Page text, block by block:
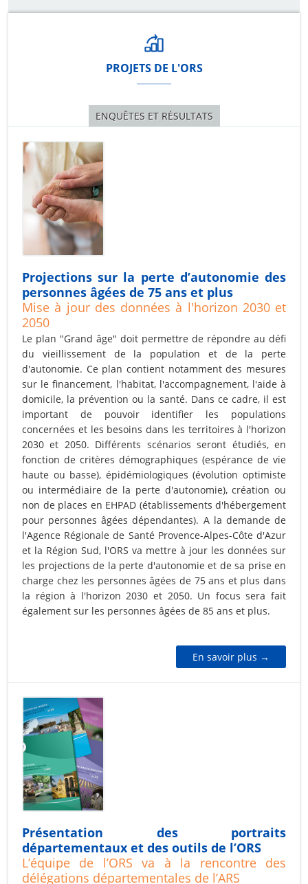
PROJETS DE L'ORS
ENQUÊTES ET RÉSULTATS
Projections sur la perte d’autonomie des
personnes âgées de 75 ans et plus
Mise à jour des données à l'horizon 2030 et
2050
Le plan "Grand âge" doit permettre de répondre au défi
du vieillissement de la population et de la perte
d'autonomie. Ce plan contient notamment des mesures
sur le financement, l'habitat, l'accompagnement, l'aide à
domicile, la prévention ou la santé. Dans ce cadre, il est
important de pouvoir identifier les populations
concernées et les besoins dans les territoires à l'horizon
2030 et 2050. Différents scénarios seront étudiés, en
fonction de critères démographiques (espérance de vie
haute ou basse), épidémiologiques (évolution optimiste
ou intermédiaire de la perte d'autonomie), création ou
non de places en EHPAD (établissements d'hébergement
pour personnes âgées dépendantes). A la demande de
l'Agence Régionale de Santé Provence-Alpes-Côte d'Azur
et la Région Sud, l'ORS va mettre à jour les données sur
les projections de la perte d'autonomie et de sa prise en
charge chez les personnes âgées de 75 ans et plus dans
la région à l'horizon 2030 et 2050. Un focus sera fait
également sur les personnes âgées de 85 ans et plus.
En savoir plus →
Présentation des portraits
départementaux et des outils de l’ORS
L’équipe de l’ORS va à la rencontre des
délégations départementales de l’ARS